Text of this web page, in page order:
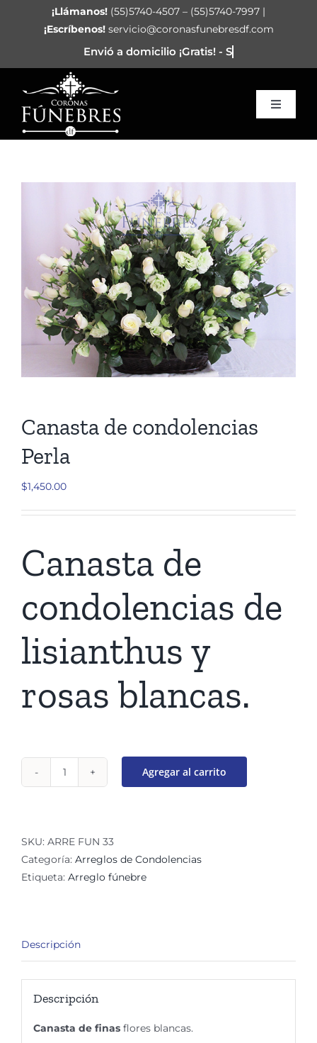
¡Llámanos! (55)5740-4507 – (55)5740-7997 |
¡Escríbenos!servicio@coronasfunebresdf.com
Toggle
Inicio
Arreglos
Coronas
Cruces
Medallones
Cubre cajas
Ramos
Mensajes
Carrito
Canasta de condolencias
Perla
$1,450.00
Canasta de
condolencias de
lisianthus y
rosas blancas.
Canasta
Agregar al carrito
SKU: ARRE FUN 33
Categoría: Arreglos de Condolencias
Etiqueta: Arreglo fúnebre
Descripción
Descripción
Canasta de finas flores blancas.